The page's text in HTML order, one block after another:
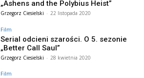
„Ashens and the Polybius Heist”
Grzegorz Ciesielski - 22 listopada 2020
Film
Serial odcieni szarości. O 5. sezonie
„Better Call Saul”
Grzegorz Ciesielski - 28 kwietnia 2020
Film